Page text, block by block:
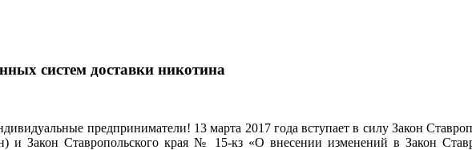
систем доставки никотина
предприниматели! 13 марта 2017 года вступает в силу Закон
и Закон Ставропольского края № 15-кз «О внесении изменений в Закон